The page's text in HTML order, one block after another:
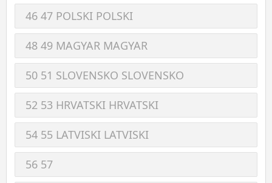
46 47 POLSKI POLSKI
48 49 MAGYAR MAGYAR
50 51 SLOVENSKO SLOVENSKO
52 53 HRVATSKI HRVATSKI
54 55 LATVISKI LATVISKI
56 57